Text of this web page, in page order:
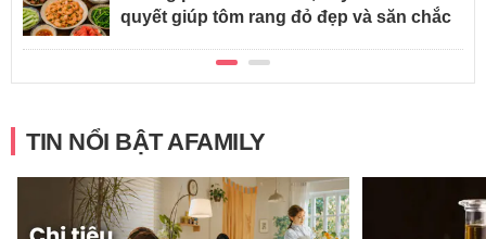
quyết giúp tôm rang đỏ đẹp và săn chắc
TIN NỔI BẬT AFAMILY